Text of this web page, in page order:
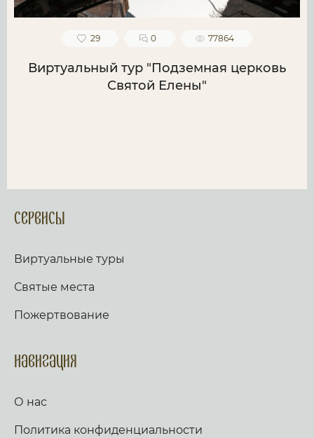
29 0 77864
Виртуальный тур "Подземная церковь
Святой Елены"
Сервисы
Виртуальные туры
Святые места
Пожертвование
Навигация
О нас
Политика конфиденциальности